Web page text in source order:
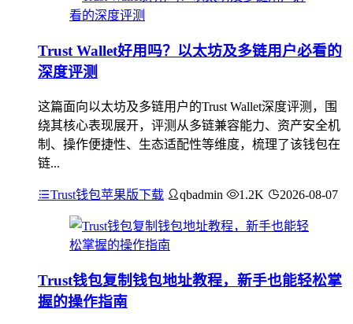
Trust Wallet好用吗？以太坊及多链用户必看的
深度评测
这篇面向以太坊及多链用户的Trust Wallet深度评测，围
绕其核心表现展开，评测从多链兼容能力、资产安全机
制、操作便捷性、生态适配性等维度，梳理了该钱包在
链...
Trust钱包苹果版下载 qbadmin 1.2K 2026-08-07
Trust钱包复制钱包地址教程，新手也能轻松掌
握的操作指南